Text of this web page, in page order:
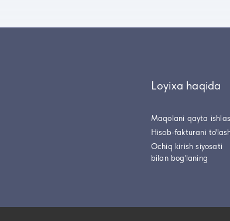
Loyixa haqida
Maqolani qayta
Hisob-fakturani
Ochiq kirish siyosati
bilan bog'laning